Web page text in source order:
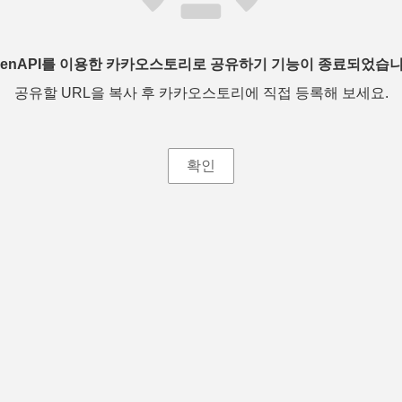
를 이용한 카카오스토리로 공유하기 기능이 종료되었습
공유할 URL을 복사 후 카카오스토리에 직접 등록해 보세요.
확인